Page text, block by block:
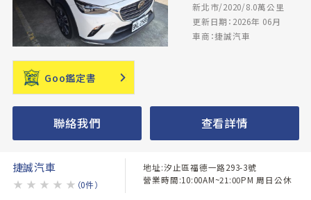
新北市/2020/8.0萬公里
更新日期：2026年 06月
車商：捷誠汽車
Goo鑑定書
聯絡我們 查看詳情
捷誠汽車
★ ★ ★ ★ ★ （0件）
地址:汐止區福德一路293-3號
營業時間:10:00AM~21:00PM 周日公休